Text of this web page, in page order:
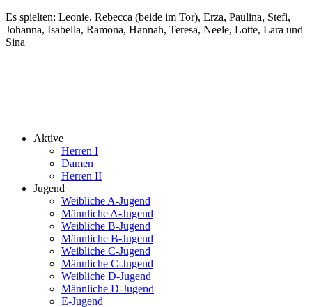
Es spielten: Leonie, Rebecca (beide im Tor), Erza, Paulina, Stefi,
Johanna, Isabella, Ramona, Hannah, Teresa, Neele, Lotte, Lara und
Sina
Aktive
Herren I
Damen
Herren II
Jugend
Weibliche A-Jugend
Männliche A-Jugend
Weibliche B-Jugend
Männliche B-Jugend
Weibliche C-Jugend
Männliche C-Jugend
Weibliche D-Jugend
Männliche D-Jugend
E-Jugend